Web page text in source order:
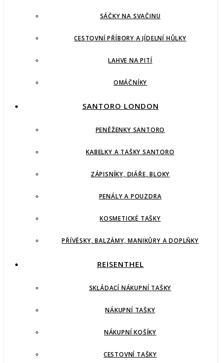
SÁČKY NA SVAČINU
CESTOVNÍ PŘÍBORY A JÍDELNÍ HŮLKY
LAHVE NA PITÍ
OMÁČNÍKY
SANTORO LONDON
PENĚŽENKY SANTORO
KABELKY A TAŠKY SANTORO
ZÁPISNÍKY, DIÁŘE, BLOKY
PENÁLY A POUZDRA
KOSMETICKÉ TAŠKY
PŘÍVĚSKY, BALZÁMY, MANIKŮRY A DOPLŇKY
REISENTHEL
SKLÁDACÍ NÁKUPNÍ TAŠKY
NÁKUPNÍ TAŠKY
NÁKUPNÍ KOŠÍKY
CESTOVNÍ TAŠKY